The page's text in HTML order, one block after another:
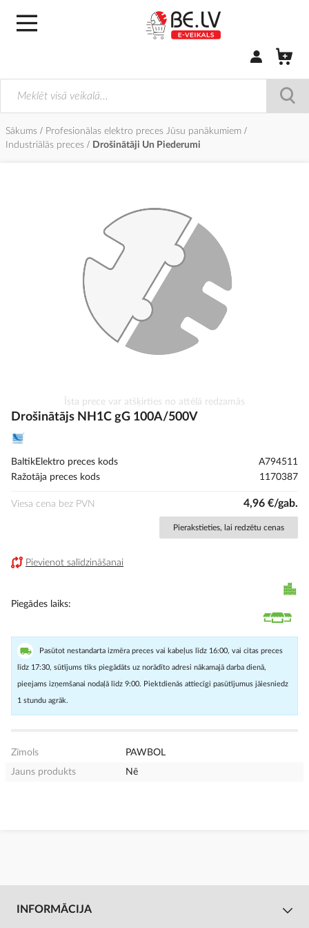
Pierakstīties/
Sākums
Profesionālas elektro preces Jūsu panākumiem
Industriālās preces
Drošinātāji Un Piederumi
uz
sākumu
Īsta prece var atšķirties no attēlā redzamās
Drošinātājs NH1C gG 100A/500V
BaltikElektro preces kods
A794511
Ražotāja preces kods
1170387
Viesa cena bez PVN 4,96 €/gab.
Pierakstieties, lai redzētu cenas
Pievienot salīdzināšanai
Piegādes laiks
Pasūtot nestandarta izmēra preces vai kabeļus līdz 16:00, vai citas preces
līdz 17:30, sūtījums tiks piegādāts uz norādīto adresi nākamajā darba dienā,
pieejams izņemšanai nodaļā līdz 9:00. Piektdienās attiecīgi pasūtījumus jāiesniedz
1 stundu agrāk.
Zīmols
PAWBOL
Jauns produkts
Nē
INFORMĀCIJA